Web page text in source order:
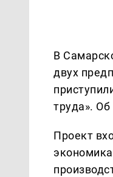
В
двух
труда».
Проект